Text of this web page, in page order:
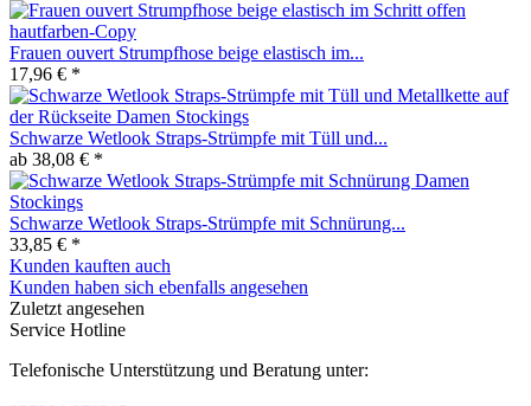
Frauen ouvert Strumpfhose beige elastisch im...
17,96 € *
Schwarze Wetlook Straps-Strümpfe mit Tüll und...
ab 38,08 € *
Schwarze Wetlook Straps-Strümpfe mit Schnürung...
33,85 € *
Kunden kauften auch
Kunden haben sich ebenfalls angesehen
Zuletzt angesehen
Service Hotline
Telefonische Unterstützung und Beratung unter: